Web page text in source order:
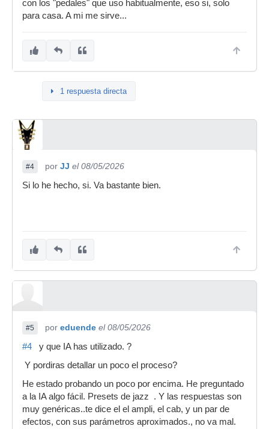
con los "pedales" que uso habitualmente, eso si, solo
para casa. A mi me sirve...
1 respuesta directa
#4 por JJ el 08/05/2026
Si lo he hecho, si. Va bastante bien.
#5 por eduende el 08/05/2026
#4 y que IA has utilizado. ?
Y pordiras detallar un poco el proceso?
He estado probando un poco por encima. He preguntado
a la IA algo fácil. Presets de jazz . Y las respuestas son
muy genéricas..te dice el el ampli, el cab, y un par de
efectos, con sus parámetros aproximados., no va mal.